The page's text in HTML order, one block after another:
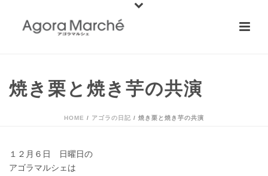
焼き栗と焼き芋の共演
HOME / アゴラの日記 / 焼き栗と焼き芋の共演
１２月６日 日曜日の
アゴラマルシェは